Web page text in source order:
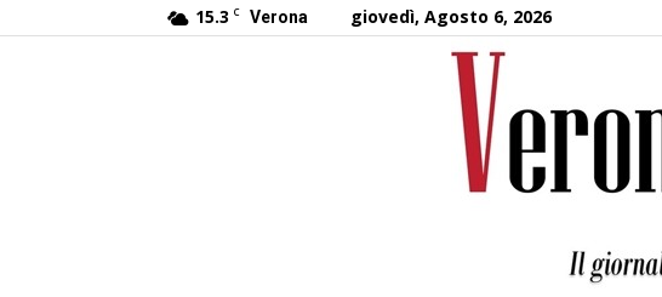
15.3 C Verona giovedì, Agosto 6, 2026